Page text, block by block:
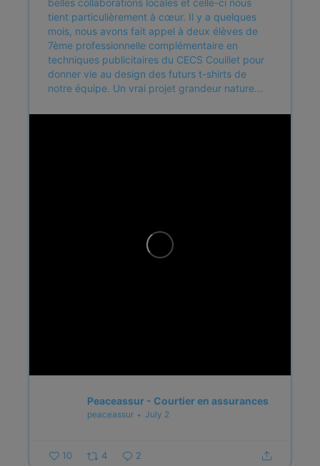
belles collaborations locales et celle-ci nous
tient particulièrement à cœur. Il y a quelques
mois, nous avons fait appel à deux élèves de
7ème professionnelle complémentaire en
techniques publicitaires du CECS Couillet pour
donner vie au design des futurs t-shirts de
notre équipe. Un vrai projet grandeur nature...
Peaceassur - Courtier en assurances
peaceassur July 2
10 4 2